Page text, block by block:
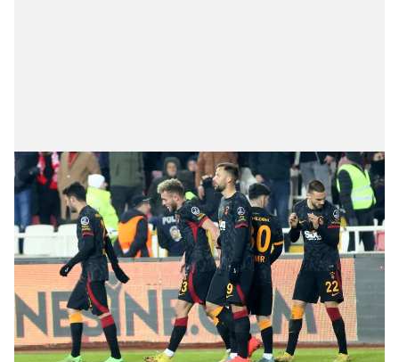
Çerezlere ilişkin tercihlerinizi aşağıda yer alan panel
vasıtasıyla belirleyebilirsiniz. Çerezlere ilişkin detaylı bilgi
için Ayarlar butonuna tıklayabilir,Çerez Bilgilendirme
Metnimiziziyaret edebilirsiniz.
6698 sayılı Kişisel Verilerin Korunması Kanunu uyarınca
hazırlanmış Aydınlatma Metnimizi okumak ve sitemizde
ilgili mevzuata uygun olarak kullanılan çerezlerle ilgili bilgi
almak için lütfentıklayınız.